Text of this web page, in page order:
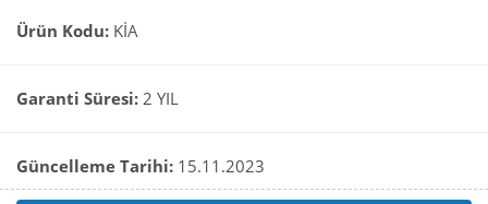
Ürün Kodu: KİA
Garanti Süresi: 2 YIL
Güncelleme Tarihi: 15.11.2023